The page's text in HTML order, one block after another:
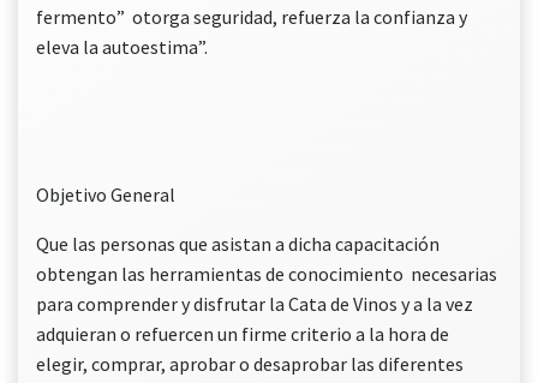
fermento” otorga seguridad, refuerza la confianza y
eleva la autoestima”.
Objetivo General
Que las personas que asistan a dicha capacitación
obtengan las herramientas de conocimiento necesarias
para comprender y disfrutar la Cata de Vinos y a la vez
adquieran o refuercen un firme criterio a la hora de
elegir, comprar, aprobar o desaprobar las diferentes